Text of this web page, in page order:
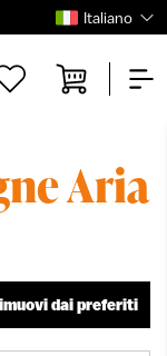
Italiano
Aria
dai preferiti